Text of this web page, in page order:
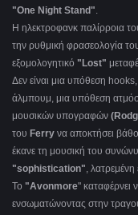
"One Night Stand".
Η ηλεκτροφανκ παλίρροια
την ρυθμική φρασεολογία
εξομολογητικό "Lost"
Δεν είναι μια υπόθεση
άλμπουμ, μια υπόθεση
μουσικών υπογραφών
του Ferry να αποκτήσει
έκανε τη μουσική του
"sophistication", λατρεμένη
Το "Avonmore" καταφέρνει
ενσωματώνοντας στην